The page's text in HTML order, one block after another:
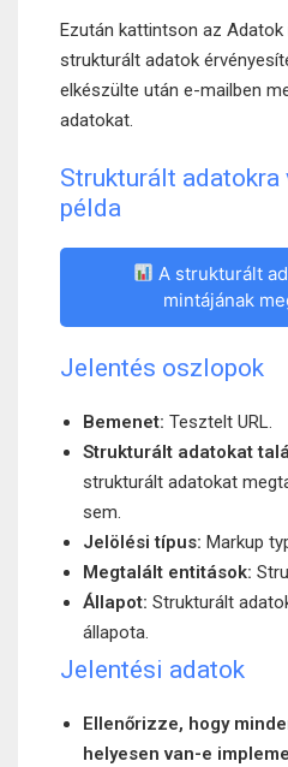
Ezután kattintson az
strukturált adatok
elkészülte után e-mailben
adatokat.
Strukturált
példa
A strukturált
mintájának
Jelentés oszlopok
Bemenet: Tesztelt URL.
Strukturált adatokat
strukturált adatokat
sem.
Jelölési típus: Markup
Megtalált entitások:
Állapot: Strukturált
állapota.
Jelentési adatok
Ellenőrizze, hogy
helyesen van-e